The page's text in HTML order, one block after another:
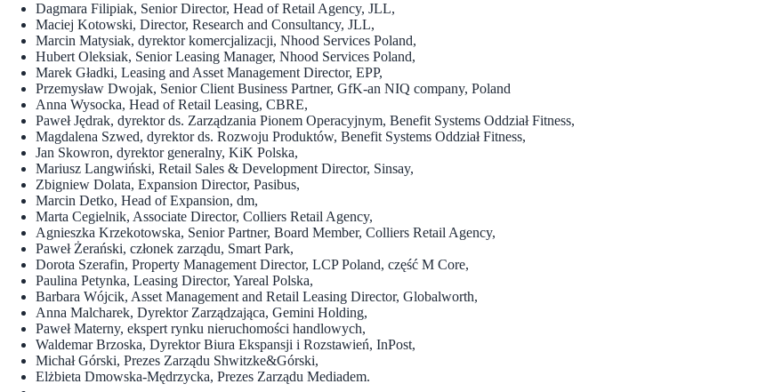
Dagmara Filipiak, Senior Director, Head of Retail Agency, JLL,
Maciej Kotowski, Director, Research and Consultancy, JLL,
Marcin Matysiak, dyrektor komercjalizacji, Nhood Services Poland,
Hubert Oleksiak, Senior Leasing Manager, Nhood Services Poland,
Marek Gładki, Leasing and Asset Management Director, EPP,
Przemysław Dwojak, Senior Client Business Partner, GfK-an NIQ company, Poland
Anna Wysocka, Head of Retail Leasing, CBRE,
Paweł Jędrak, dyrektor ds. Zarządzania Pionem Operacyjnym, Benefit Systems Oddział Fitness,
Magdalena Szwed, dyrektor ds. Rozwoju Produktów, Benefit Systems Oddział Fitness,
Jan Skowron, dyrektor generalny, KiK Polska,
Mariusz Langwiński, Retail Sales & Development Director, Sinsay,
Zbigniew Dolata, Expansion Director, Pasibus,
Marcin Detko, Head of Expansion, dm,
Marta Cegielnik, Associate Director, Colliers Retail Agency,
Agnieszka Krzekotowska, Senior Partner, Board Member, Colliers Retail Agency,
Paweł Żerański, członek zarządu, Smart Park,
Dorota Szerafin, Property Management Director, LCP Poland, część M Core,
Paulina Petynka, Leasing Director, Yareal Polska,
Barbara Wójcik, Asset Management and Retail Leasing Director, Globalworth,
Anna Malcharek, Dyrektor Zarządzająca, Gemini Holding,
Paweł Materny, ekspert rynku nieruchomości handlowych,
Waldemar Brzoska, Dyrektor Biura Ekspansji i Rozstawień, InPost,
Michał Górski, Prezes Zarządu Shwitzke&Górski,
Elżbieta Dmowska-Mędrzycka, Prezes Zarządu Mediadem.